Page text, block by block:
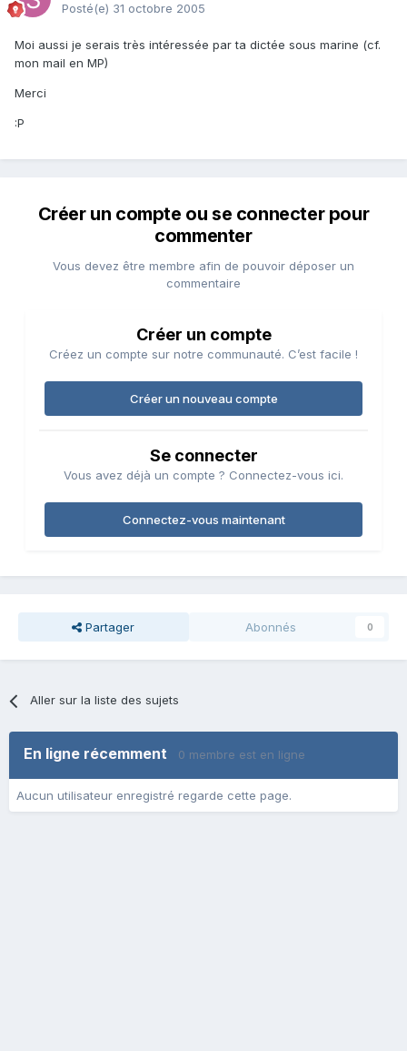
Posté(e) 31 octobre 2005
Moi aussi je serais très intéressée par ta dictée sous marine (cf.
mon mail en MP)
Merci
:P
Créer un compte ou se connecter pour
commenter
Vous devez être membre afin de pouvoir déposer un
commentaire
Créer un compte
Créez un compte sur notre communauté. C’est facile !
Créer un nouveau compte
Se connecter
Vous avez déjà un compte ? Connectez-vous ici.
Connectez-vous maintenant
Partager Abonnés 0
Aller sur la liste des sujets
En ligne récemment 0 membre est en ligne
Aucun utilisateur enregistré regarde cette page.